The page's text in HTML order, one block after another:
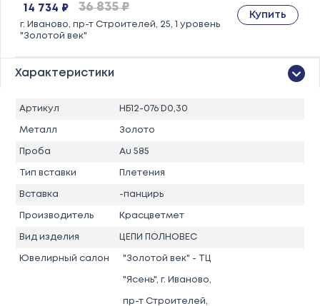
14 734 ₽ 36 835 ₽
г. Иваново, пр-т Строителей, 25, 1 уровень
"Золотой век"
Купить
Характеристики
Артикул НБ12-076 D0,30
Металл Золото
Проба Au 585
Тип вставки Плетения
Вставка -панцирь
Производитель Красцветмет
Вид изделия ЦЕПИ ПОЛНОВЕС
Ювелирный салон "Золотой век" - ТЦ
"Ясень", г. Иваново,
пр-т Строителей,